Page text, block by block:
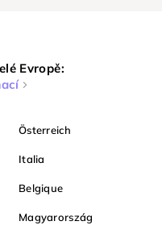
Evropě:
Österreich
Italia
Belgique
Magyarország